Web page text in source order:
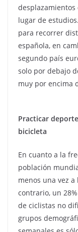
lugar de
para recorrer
española, en
segundo país
solo por debajo
muy por encima
Practicar
bicicleta
En cuanto a la
población
menos una vez
contrario, un
de ciclistas no
grupos